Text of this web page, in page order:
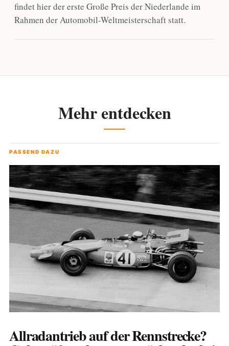
findet hier der erste Große Preis der Niederlande im
Rahmen der Automobil-Weltmeisterschaft statt.
Mehr entdecken
PASSEND DAZU
Allradantrieb auf der Rennstrecke?